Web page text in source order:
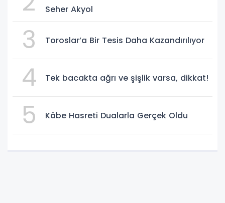
Seher Akyol
3 Toroslar’a Bir Tesis Daha Kazandırılıyor
4 Tek bacakta ağrı ve şişlik varsa, dikkat!
5 Kâbe Hasreti Dualarla Gerçek Oldu